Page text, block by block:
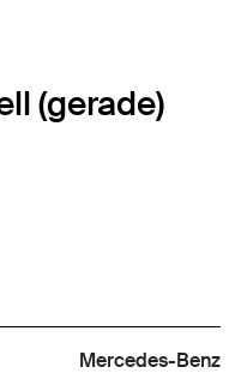
(gerade)
Mercedes-Benz